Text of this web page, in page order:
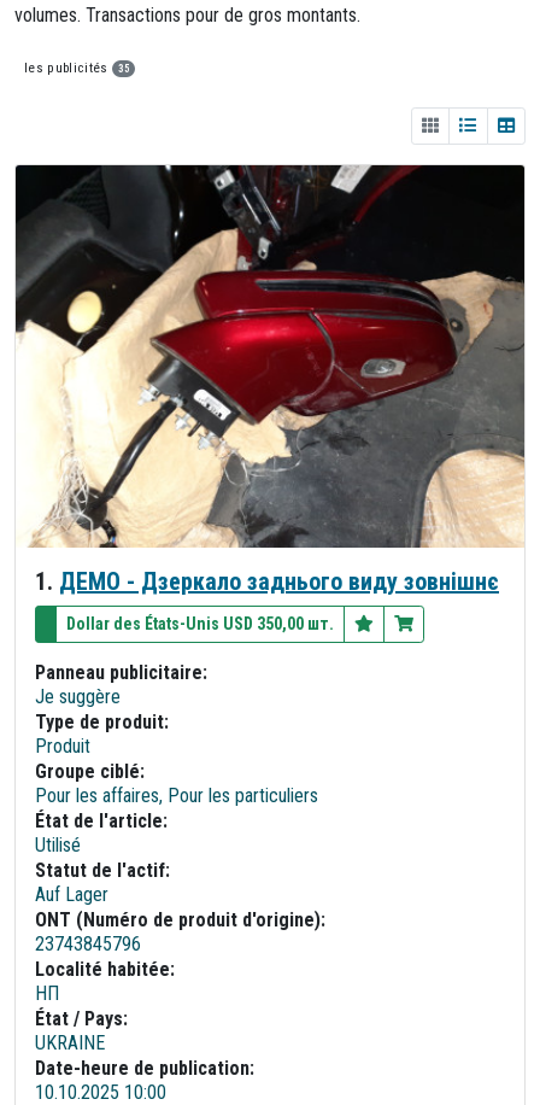
volumes. Transactions pour de gros montants.
les publicités 35
1. ДЕМО - Дзеркало заднього виду зовнішнє
Dollar des États-Unis USD 350,00 шт.
Panneau publicitaire:
Je suggère
Type de produit:
Produit
Groupe ciblé:
Pour les affaires, Pour les particuliers
État de l'article:
Utilisé
Statut de l'actif:
Auf Lager
ONT (Numéro de produit d'origine):
23743845796
Localité habitée:
НП
État / Pays:
UKRAINE
Date-heure de publication:
10.10.2025 10:00